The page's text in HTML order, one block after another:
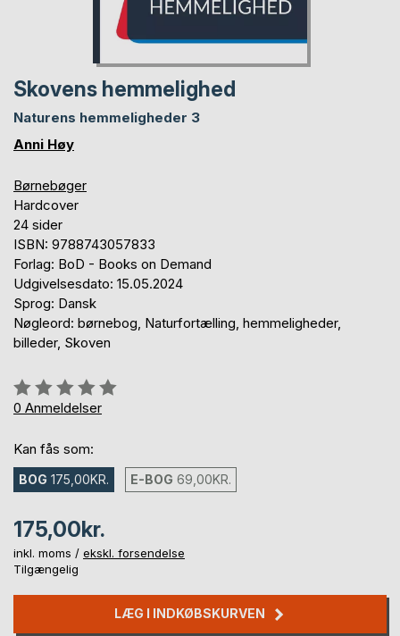
Skovens hemmelighed
Naturens hemmeligheder 3
Anni Høy
Børnebøger
Hardcover
24 sider
ISBN: 9788743057833
Forlag: BoD - Books on Demand
Udgivelsesdato: 15.05.2024
Sprog: Dansk
Nøgleord: børnebog, Naturfortælling, hemmeligheder,
billeder, Skoven
Anmeldelse::
0%
0 Anmeldelser
Kan fås som:
BOG 175,00KR. E-BOG 69,00KR.
175,00kr.
inkl. moms / ekskl. forsendelse
Tilgængelig
LÆG I INDKØBSKURVEN